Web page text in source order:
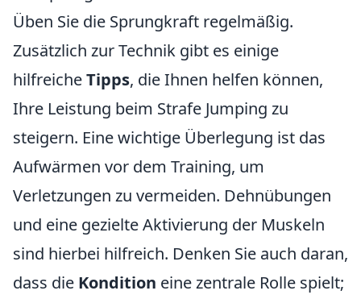
Üben Sie die Sprungkraft regelmäßig.
Zusätzlich zur Technik gibt es einige
hilfreicheTipps, die Ihnen helfen können,
Ihre Leistung beim Strafe Jumping zu
steigern. Eine wichtige Überlegung ist das
Aufwärmen vor dem Training, um
Verletzungen zu vermeiden. Dehnübungen
und eine gezielte Aktivierung der Muskeln
sind hierbei hilfreich. Denken Sie auch daran,
dass die Kondition eine zentrale Rolle spielt;